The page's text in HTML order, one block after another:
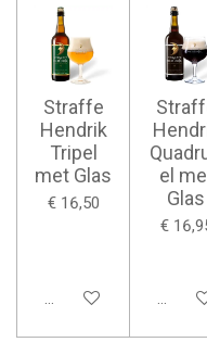
Straffe
Hendrik
Tripel
met Glas
€ 16,50
Bekijk details
el
Glas
€
Bekijk